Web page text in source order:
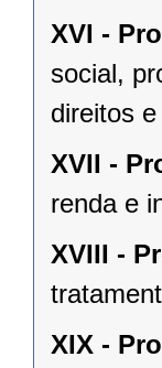
XVI -
social,
direitos
XVII -
renda e
XVIII -
XIX -